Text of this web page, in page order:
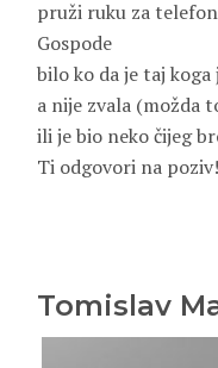
pruži ruku za
Gospode
bilo ko da je taj
a nije zvala (možda
ili je bio neko čijeg
Ti odgovori na poziv!
Tomislav